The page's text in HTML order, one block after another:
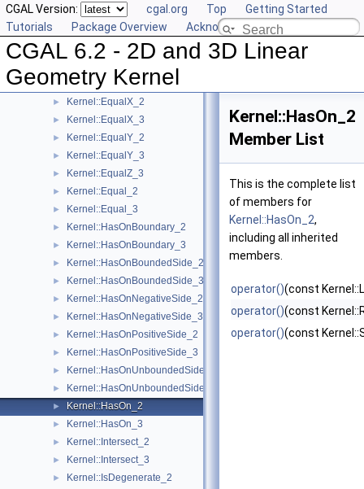
CGAL Version: cgal.org Top
Getting Started
Tutorials
Package Overview Acknowledging CGAL
CGAL 6.2 - 2D and 3D Linear
Geometry Kernel
► Kernel::Coplanar_3
Kernel::CounterclockwiseInBetween_2
Kernel::DoIntersect_2
► Kernel::EqualXY_3
► Kernel::EqualX_2
► Kernel::EqualX_3
► Kernel::EqualY_2
► Kernel::EqualY_3
► Kernel::EqualZ_3
► Kernel::Equal_2
► Kernel::Equal_3
► Kernel::HasOnBoundary_2
► Kernel::HasOnBoundary_3
► Kernel::HasOnBoundedSide_2
► Kernel::HasOnBoundedSide_3
► Kernel::HasOnNegativeSide_2
► Kernel::HasOnNegativeSide_3
► Kernel::HasOnPositiveSide_2
► Kernel::HasOnPositiveSide_3
► Kernel::HasOnUnboundedSide_2
► Kernel::HasOnUnboundedSide_3
► Kernel::HasOn_2
► Kernel::HasOn_3
► Kernel::Intersect_2
► Kernel::Intersect_3
► Kernel::IsDegenerate_2
Kernel::HasOn_2
Member List
This is the complete list
of members for
Kernel::HasOn_2,
including all inherited
members.
operator()(const
operator()(const
operator()(const